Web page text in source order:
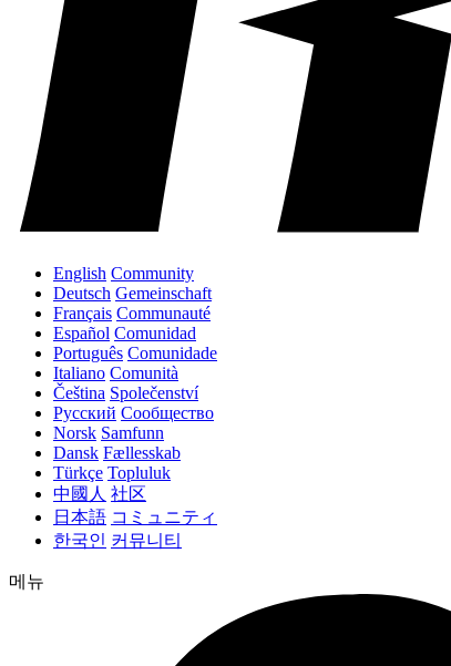
English Community
Deutsch Gemeinschaft
Français Communauté
Español Comunidad
Português Comunidade
Italiano Comunità
Čeština Společenství
Русский Сообщество
Norsk Samfunn
Dansk Fællesskab
Türkçe Topluluk
中國人 社区
日本語 コミュニティ
한국인 커뮤니티
메뉴